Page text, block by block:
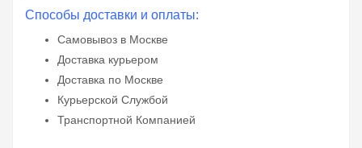
Способы доставки и оплаты:
Самовывоз в Москве
Доставка курьером
Доставка по Москве
Курьерской Службой
Транспортной Компанией